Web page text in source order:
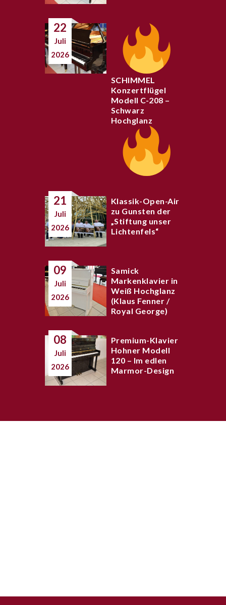
22
Juli
2026
SCHIMMEL
Konzertflügel
Modell C-208 –
Schwarz
Hochglanz
21
Juli
2026
Klassik-Open-Air
zu Gunsten der
„Stiftung unser
Lichtenfels“
09
Juli
2026
Samick
Markenklavier in
Weiß Hochglanz
(Klaus Fenner /
Royal George)
08
Juli
2026
Premium-Klavier
Hohner Modell
120 – Im edlen
Marmor-Design